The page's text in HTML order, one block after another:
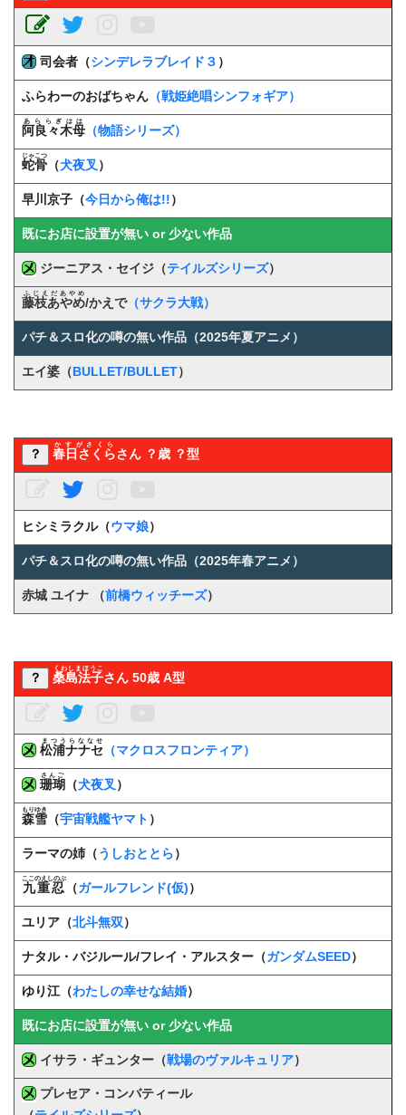
司会者（シンデレラブレイド３ ）
ふらわーのおばちゃん （戦姫絶唱シンフォギア）
阿良々木母
あららぎはは
（物語シリーズ）
蛇骨
じゃこつ
（犬夜叉 ）
早川京子（今日から俺は!! ）
既にお店に設置が無い or 少ない作品
ジーニアス・セイジ（テイルズシリーズ）
藤枝あやめ
ふじえだあやめ
/かえで（サクラ大戦）
パチ＆スロ化の噂の無い作品（2025年夏アニメ）
エイ婆（ BULLET/BULLET）
？ 春日さくら
かすがさくら
さん ？歳 ？型
ヒシミラクル（ウマ娘）
パチ＆スロ化の噂の無い作品（2025年春アニメ）
赤城 ユイナ （前橋ウィッチーズ）
？ 桑島法子
くわしまほうこ
さん 50歳 A型
松浦ナナセ
まつうらななせ
（マクロスフロンティア）
珊瑚
さんご
（犬夜叉 ）
森雪
もりゆき
（宇宙戦艦ヤマト ）
ラーマの姉（ うしおととら ）
九重忍
ここのえしのぶ
（ガールフレンド(仮) ）
ユリア（北斗無双 ）
ナタル・バジルール/フレイ・アルスター（ガンダムSEED）
ゆり江（わたしの幸せな結婚）
既にお店に設置が無い or 少ない作品
イサラ・ギュンター（戦場のヴァルキュリア）
プレセア・コンバティール